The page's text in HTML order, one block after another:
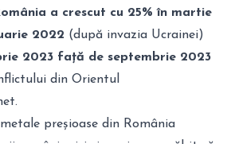
a crescut cu 25% în martie
2022 (după invazia Ucrainei)
2023 față de septembrie 2023
din Orientul
.
preșioase din România